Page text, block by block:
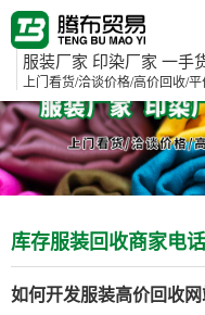
服装厂家 印染厂家 一手
上门看货/洽谈价格/高价回收/
库存服装回收商家电话
如何开发服装高价回收网站——